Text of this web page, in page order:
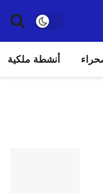
أنشطة ملكية